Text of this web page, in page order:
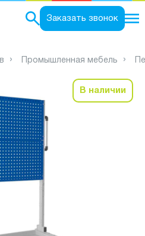
Заказать звонок
Промышленная мебель
В наличии